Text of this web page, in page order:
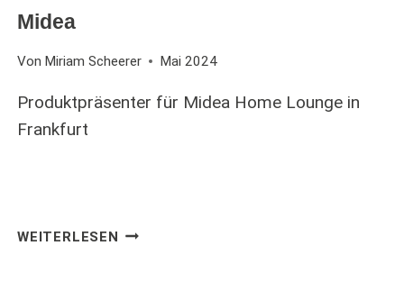
Midea
Von Miriam Scheerer Mai 2024
Produktpräsenter für Midea Home Lounge in
Frankfurt
WEITERLESEN MIDEA